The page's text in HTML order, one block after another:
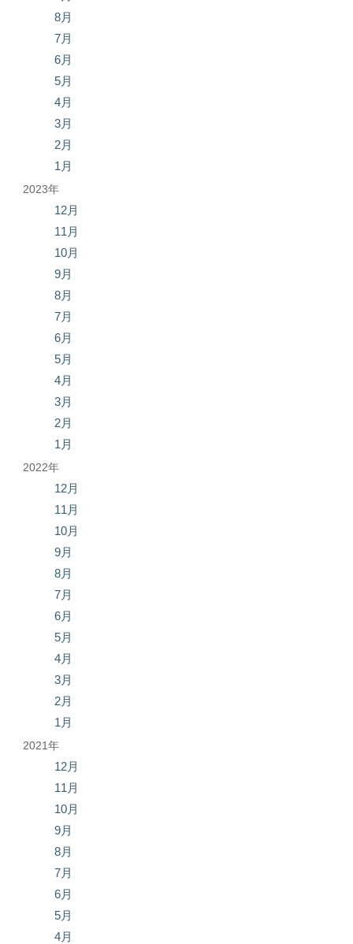
8月
7月
6月
5月
4月
3月
2月
1月
2023年
12月
11月
10月
9月
8月
7月
6月
5月
4月
3月
2月
1月
2022年
12月
11月
10月
9月
8月
7月
6月
5月
4月
3月
2月
1月
2021年
12月
11月
10月
9月
8月
7月
6月
5月
4月